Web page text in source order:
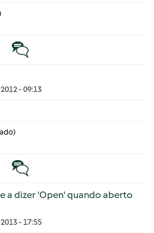
Tópico normal
- 09:13
Tópico normal
a dizer 'Open' quando aberto
- 17:55